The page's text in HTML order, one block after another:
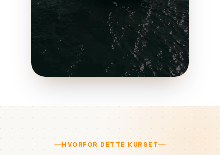
HVORFOR DETTE KURSET